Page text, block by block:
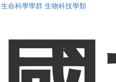
生命科學學群 生物科技學類